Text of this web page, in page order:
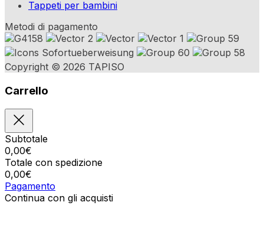
Tappeti per bambini
Metodi di pagamento
Copyright © 2026 TAPISO
Carrello
Subtotale
0,00€
Totale con spedizione
0,00€
Pagamento
Continua con gli acquisti